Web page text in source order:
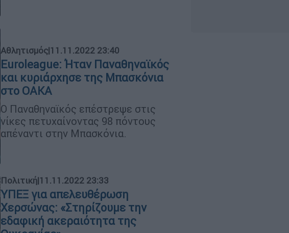
Αθλητισμός|11.11.2022 23:40
Euroleague: Ήταν Παναθηναϊκός
και κυριάρχησε της Μπασκόνια
στο ΟΑΚΑ
Ο Παναθηναϊκός επέστρεψε στις
νίκες πετυχαίνοντας 98 πόντους
απέναντι στην Μπασκόνια.
Πολιτική|11.11.2022 23:33
ΥΠΕΞ για απελευθέρωση
Χερσώνας: «Στηρίζουμε την
εδαφική ακεραιότητα της